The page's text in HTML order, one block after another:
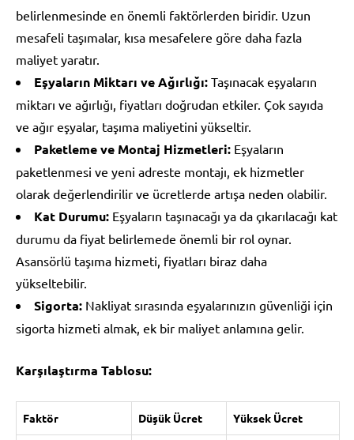
belirlenmesinde en önemli faktörlerden biridir. Uzun
mesafeli taşımalar, kısa mesafelere göre daha fazla
maliyet yaratır.
Eşyaların Miktarı ve Ağırlığı: Taşınacak eşyaların
miktarı ve ağırlığı, fiyatları doğrudan etkiler. Çok sayıda
ve ağır eşyalar, taşıma maliyetini yükseltir.
Paketleme ve Montaj Hizmetleri: Eşyaların
paketlenmesi ve yeni adreste montajı, ek hizmetler
olarak değerlendirilir ve ücretlerde artışa neden olabilir.
Kat Durumu: Eşyaların taşınacağı ya da çıkarılacağı kat
durumu da fiyat belirlemede önemli bir rol oynar.
Asansörlü taşıma hizmeti, fiyatları biraz daha
yükseltebilir.
Sigorta: Nakliyat sırasında eşyalarınızın güvenliği için
sigorta hizmeti almak, ek bir maliyet anlamına gelir.
Karşılaştırma Tablosu:
Faktör Düşük Ücret Yüksek Ücret